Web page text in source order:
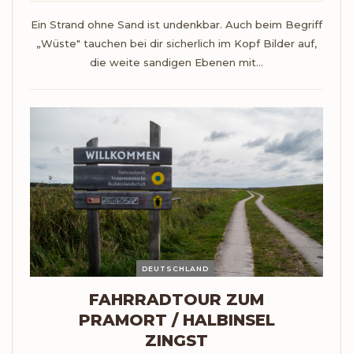
Ein Strand ohne Sand ist undenkbar. Auch beim Begriff
„Wüste" tauchen bei dir sicherlich im Kopf Bilder auf,
die weite sandigen Ebenen mit…
DEUTSCHLAND
FAHRRADTOUR ZUM
PRAMORT / HALBINSEL
ZINGST